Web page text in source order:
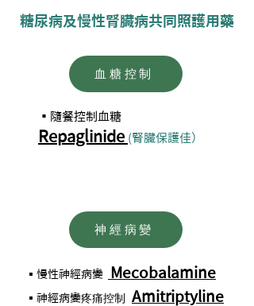
糖尿病及慢性腎臟病共同照護用藥
血糖控制
▪隨餐控制血糖
Repaglinide (腎臟保護佳）
神經病變
▪慢性神經病變 Mecobalamine
▪神經病變疼痛控制 Amitriptyline